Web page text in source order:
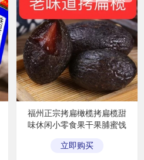
福州正宗拷扁橄榄拷扁榄甜
味休闲小零食果干果脯蜜饯
立即购买